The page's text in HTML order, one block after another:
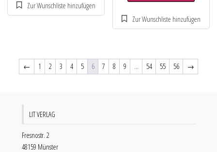
← 1 2 3 4 5 6 7 8 9 … 54 55 56 →
LIT VERLAG
Fresnostr. 2
48159 Münster